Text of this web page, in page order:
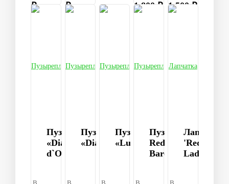
₽
₽
1 800 ₽ 1 500 ₽
Пузыреплодник
«Diable
d`Or»
Пузыреплодник
«Diabolo»
Пузыреплодник
«Luteus»
Пузыреплодник
Red
Baron
Лапчатка
'Red
Lady'